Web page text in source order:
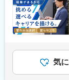
山駅前駅、
所前駅、新
橋駅、海老
工機前駅、
第一通り駅
市駅、上栄
駅、浅香駅
姫路駅、八
含みます。※
給28万円以
万円（経験2
（経験5年入
気